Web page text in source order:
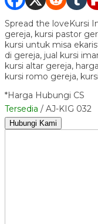
Spread the loveKursi
gereja, kursi pastor
kursi untuk misa
di gereja, jual kursi
kursi altar gereja,
kursi romo gereja,
*Harga Hubungi CS
Tersedia / AJ-KIG 032
Hubungi Kami